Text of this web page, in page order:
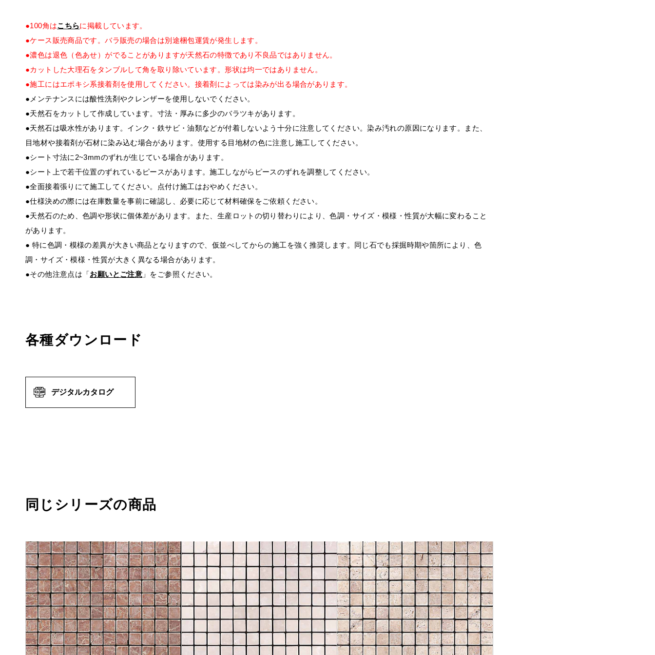
●100角はこちらに掲載しています。
●ケース販売商品です。バラ販売の場合は別途梱包運賃が発生します。
●濃色は退色（色あせ）がでることがありますが天然石の特徴であり不良品ではありません。
●カットした大理石をタンブルして角を取り除いています。形状は均一ではありません。
●施工にはエポキシ系接着剤を使用してください。接着剤によっては染みが出る場合があります。
●メンテナンスには酸性洗剤やクレンザーを使用しないでください。
●天然石をカットして作成しています。寸法・厚みに多少のバラツキがあります。
●天然石は吸水性があります。インク・鉄サビ・油類などが付着しないよう十分に注意してください。染み汚れの原因になります。また、
目地材や接着剤が石材に染み込む場合があります。使用する目地材の色に注意し施工してください。
●シート寸法に2~3mmのずれが生じている場合があります。
●シート上で若干位置のずれているピースがあります。施工しながらピースのずれを調整してください。
●全面接着張りにて施工してください。点付け施工はおやめください。
●仕様決めの際には在庫数量を事前に確認し、必要に応じて材料確保をご依頼ください。
●天然石のため、色調や形状に個体差があります。また、生産ロットの切り替わりにより、色調・サイズ・模様・性質が大幅に変わること
があります。
● 特に色調・模様の差異が大きい商品となりますので、仮並べしてからの施工を強く推奨します。同じ石でも採掘時期や箇所により、色
調・サイズ・模様・性質が大きく異なる場合があります。
●その他注意点は「お願いとご注意 」をご参照ください。
各種ダウンロード
デジタルカタログ
同じシリーズの商品